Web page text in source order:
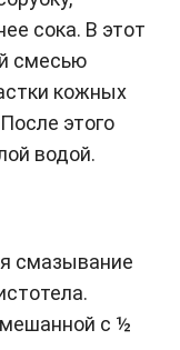
сока. В этот
смесью
кожных
этого
водой.
смазывание
с ½